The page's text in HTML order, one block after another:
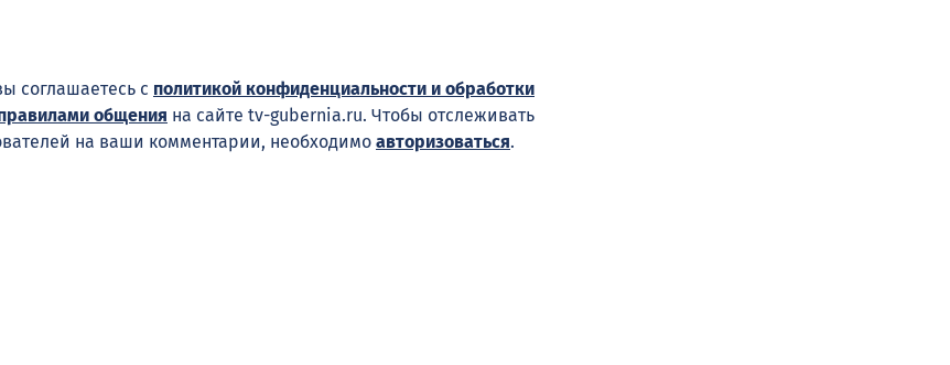
соглашаетесь с политикой конфиденциальности и обработки
общения на сайте tv-gubernia.ru. Чтобы отслеживать
на ваши комментарии, необходимо авторизоваться.